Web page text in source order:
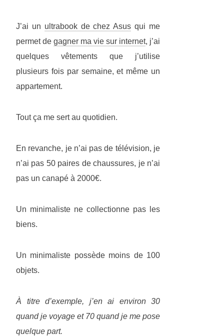
J’ai un ultrabook de chez Asus qui me
permet de gagner ma vie sur internet, j’ai
quelques vêtements que j’utilise
plusieurs fois par semaine, et même un
appartement.
Tout ça me sert au quotidien.
En revanche, je n’ai pas de télévision, je
n’ai pas 50 paires de chaussures, je n’ai
pas un canapé à 2000€.
Un minimaliste ne collectionne pas les
biens.
Un minimaliste possède moins de 100
objets.
À titre d’exemple, j’en ai environ 30
quand je voyage et 70 quand je me pose
quelque part.